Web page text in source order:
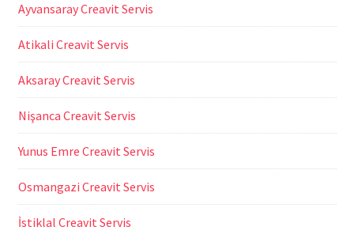
Ayvansaray Creavit Servis
Atikali Creavit Servis
Aksaray Creavit Servis
Nişanca Creavit Servis
Yunus Emre Creavit Servis
Osmangazi Creavit Servis
İstiklal Creavit Servis